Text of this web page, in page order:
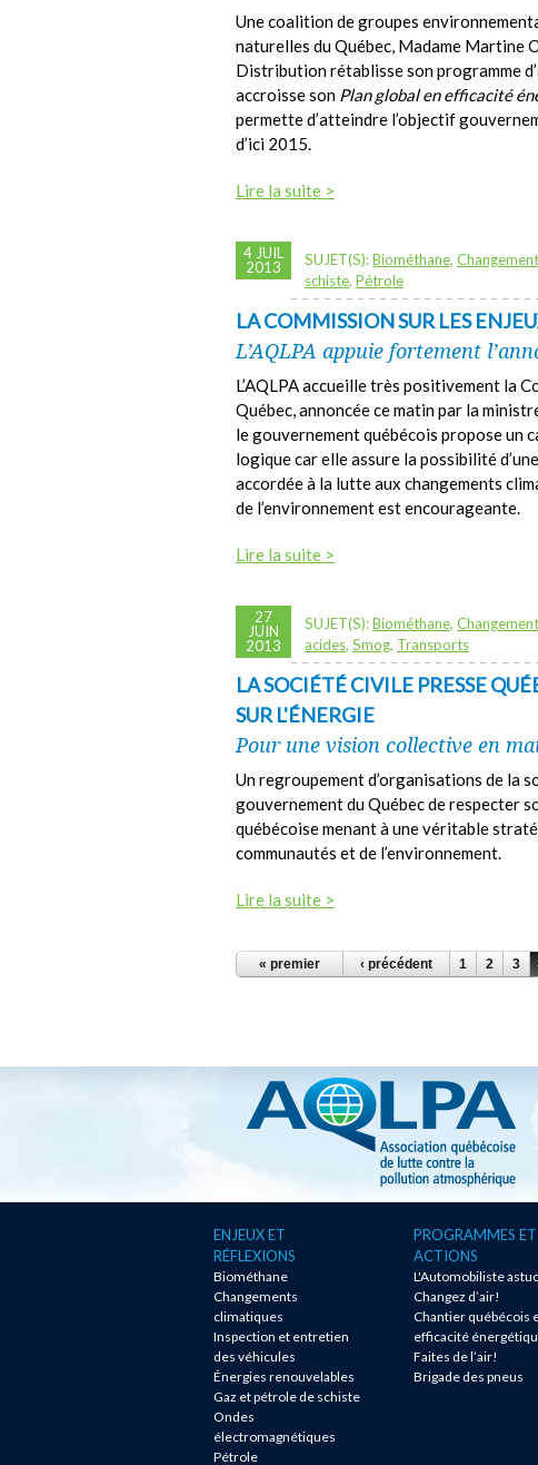
Une coalition de groupes
naturelles du Québec, Madame Martine
Distribution rétablisse son programme
accroisse son Plan global en efficacité
permette d’atteindre l’objectif
d’ici 2015.
Lire la suite >
4 JUIL
2013
SUJET(S):Biométhane,
schiste, Pétrole
LA COMMISSION SUR LES
L’AQLPA appuie fortement
L’AQLPA accueille très positivement la
Québec, annoncée ce matin par la
le gouvernement québécois propose
logique car elle assure la possibilité
accordée à la lutte aux changements
de l’environnement est encourageante.
Lire la suite >
27
JUIN
2013
SUJET(S):Biométhane,
acides, Smog, Transports
LA SOCIÉTÉ CIVILE PRESSE
SUR L'ÉNERGIE
Pour une vision collective en
Un regroupement d’organisations de la
gouvernement du Québec de respecter
québécoise menant à une véritable
communautés et de l’environnement.
Lire la suite >
PAGES
« premier ‹ précédent 1 2 3
ENJEUX ET
RÉFLEXIONS
Biométhane
Changements
climatiques
Inspection et entretien
des véhicules
Énergies renouvelables
Gaz et pétrole de schiste
Ondes
électromagnétiques
Pétrole
PROGRAMMES ET
ACTIONS
L'Automobiliste
Changez d’air!
Chantier québécois
efficacité
Faites de l’air!
Brigade des pneus